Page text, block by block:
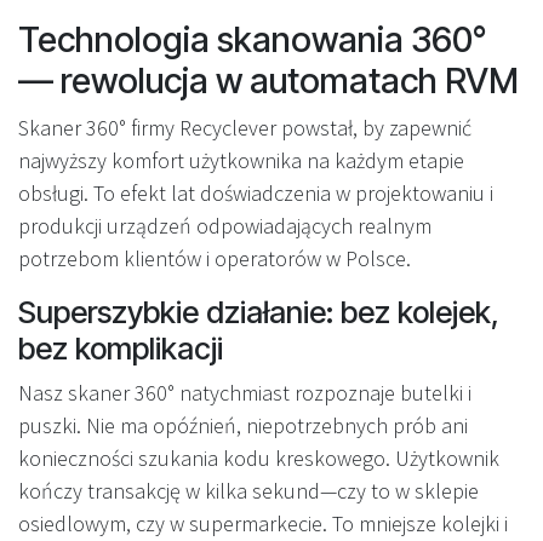
Technologia skanowania 360°
— rewolucja w automatach RVM
Skaner 360° firmy Recyclever powstał, by zapewnić
najwyższy komfort użytkownika na każdym etapie
obsługi. To efekt lat doświadczenia w projektowaniu i
produkcji urządzeń odpowiadających realnym
potrzebom klientów i operatorów w Polsce.
Superszybkie działanie: bez kolejek,
bez komplikacji
Nasz skaner 360° natychmiast rozpoznaje butelki i
puszki. Nie ma opóźnień, niepotrzebnych prób ani
konieczności szukania kodu kreskowego. Użytkownik
kończy transakcję w kilka sekund—czy to w sklepie
osiedlowym, czy w supermarkecie. To mniejsze kolejki i